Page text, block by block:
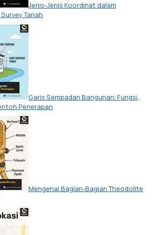
Jenis-Jenis Koordinat dalam
Tanah
Garis Sempadan Bangunan: Fungsi,
Penerapan
Mengenal Bagian-Bagian Theodolite